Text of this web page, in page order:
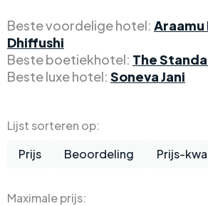
Beste voordelige hotel: Araamu
Dhiffushi
Beste boetiekhotel: The
Beste luxe hotel: Soneva Jani
Lijst sorteren op:
Prijs
Beoordeling Prijs-
Maximale prijs: